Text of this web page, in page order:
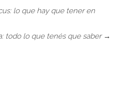
lo que hay que tener en
todo lo que tenés que saber →